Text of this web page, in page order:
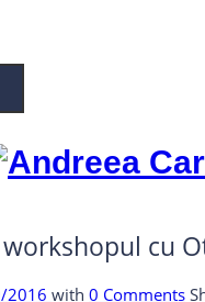
cu
2016 with 0 Comments